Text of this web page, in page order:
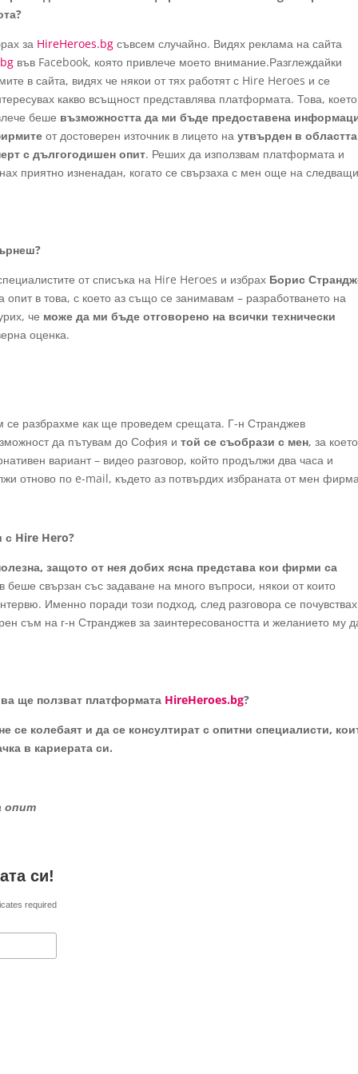
за HireHeroes.bg съвсем случайно. Видях реклама на сайта
във Facebook, която привлече моето внимание.Разглеждайки
в сайта, видях че някои от тях работят с Hire Heroes и се
какво всъщност представлява платформата. Това,
беше възможността да ми бъде предоставена
от достоверен източник в лицето наутвърден в областта
с дългогодишен опит. Реших да използвам платформата и
приятно изненадан, когато се свързаха с мен още на
от списъка на Hire Heroes и избрах Борис
в това, с което аз също се занимавам – разработването на
че може да ми бъде отговорено на всички технически
оценка.
разбрахме как ще проведем срещата. Г-н Странджев
да пътувам до София итой се съобрази с мен, за което
вариант – видео разговор, който продължи два часа и
отново по e-mail, където аз потвърдих избраната от мен
с Hire Hero?
защото от нея добих ясна представа кои фирми са
свързан със задаване на много въпроси, някои от които
Именно поради този подход, след разговора се
съм на г-н Странджев за заинтересоваността и желанието му
ще ползват платформата HireHeroes.bg?
се колебаят и да се консултират с опитни специалисти,
в кариерата си.
опит
си!
required